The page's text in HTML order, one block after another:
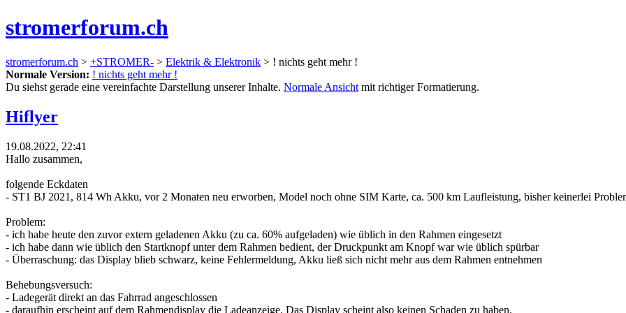
stromerforum.ch
stromerforum.ch > +STROMER- > Elektrik & Elektronik > ! nichts geht mehr !
Normale Version: ! nichts geht mehr !
Du siehst gerade eine vereinfachte Darstellung unserer Inhalte. Normale Ansicht mit richtiger Formatierung.
Hiflyer
19.08.2022, 22:41
Hallo zusammen,
folgende Eckdaten
- ST1 BJ 2021, 814 Wh Akku, vor 2 Monaten neu erworben, Model noch ohne SIM Karte, ca. 500 km Laufleistung, bisher keinerlei
Problem:
- ich habe heute den zuvor extern geladenen Akku (zu ca. 60% aufgeladen) wie üblich in den Rahmen eingesetzt
- ich habe dann wie üblich den Startknopf unter dem Rahmen bedient, der Druckpunkt am Knopf war wie üblich spürbar
- Überraschung: das Display blieb schwarz, keine Fehlermeldung, Akku ließ sich nicht mehr aus dem Rahmen entnehmen
Behebungsversuch:
- Ladegerät direkt an das Fahrrad angeschlossen
- daraufhin erscheint auf dem Rahmendisplay die Ladeanzeige. Das Display scheint also keinen Schaden zu haben.